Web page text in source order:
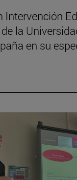
Intervención
la
en su